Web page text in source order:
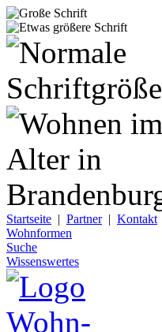
Startseite | Partner| Kontakt
Wohnformen
Suche
Wissenswertes